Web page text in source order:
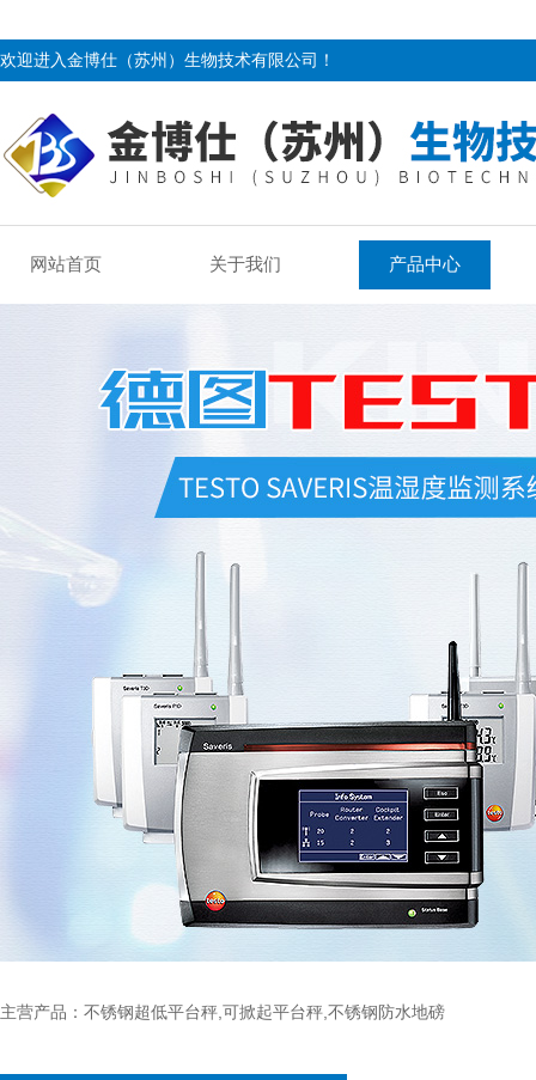
欢迎进入金博仕（苏州）生物技术有限公司！
网站首页 关于我们 产品中心
主营产品：不锈钢超低平台秤,可掀起平台秤,不锈钢防水地磅